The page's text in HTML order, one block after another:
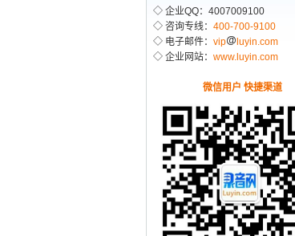
◇ 企业QQ：4007009100
◇ 咨询专线： 400-700-9100
◇ 电子邮件： vip
luyin.com
◇ 企业网站： www.luyin.com
微信用户 快捷渠道